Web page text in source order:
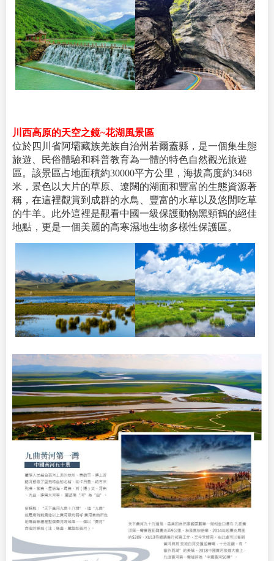
川西高原的天空之鏡~花湖風景區
位於四川省阿壩藏族羌族自治州若爾蓋縣，是一個集生態
旅遊、民俗體驗和科普教育為一體的特色自然觀光旅遊
區。該景區占地面積約30000平方公里，海拔高度約3468
米，景色以大片的草原、遼闊的湖面和豐富的生態資源著
稱，在這裡觀賞到成群的水鳥、豐富的水草以及悠閒吃草
的牛羊。此外這裡是觀看中國一級保護動物黑頸鶴的絕佳
地點，更是一個美麗的高寒濕地生物多樣性保護區。